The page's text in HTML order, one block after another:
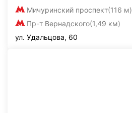
Мичуринский проспект(116 м)
Пр-т Вернадского(1,49 км)
ул. Удальцова, 60